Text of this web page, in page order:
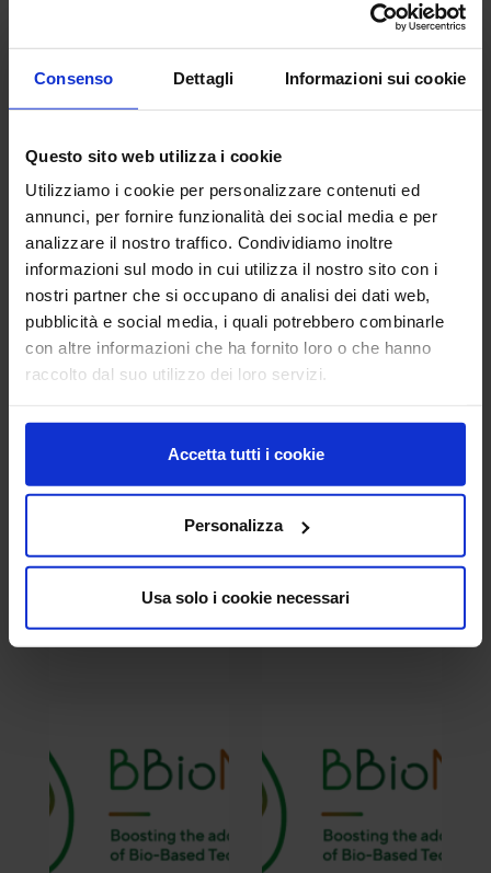
Consenso Dettagli Informazioni sui cookie
Questo sito web utilizza i cookie
Utilizziamo i cookie per personalizzare contenuti ed
annunci, per fornire funzionalità dei social media e per
analizzare il nostro traffico. Condividiamo inoltre
informazioni sul modo in cui utilizza il nostro sito con i
nostri partner che si occupano di analisi dei dati web,
pubblicità e social media, i quali potrebbero combinarle
con altre informazioni che ha fornito loro o che hanno
raccolto dal suo utilizzo dei loro servizi.
Accetta tutti i cookie
Personalizza
Usa solo i cookie necessari
BARALLA sito crea.jpg
BBioNets SITO CREA (1).png BBioNets SITO CREA (2).png